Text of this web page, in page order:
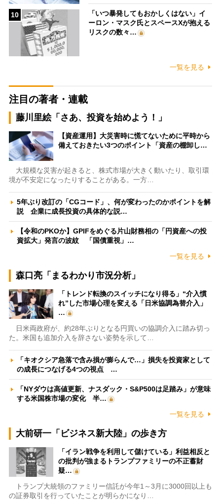
10
「いつ暴発してもおかしくはない」イ
ーロン・マスク氏とスペースXが抱える
リスクの数々…
一覧を見る
注目の著者・連載
藤川里絵「さあ、投資を始めよう！」
【資産運用】大災害時に慌てないために平時から
備えておきたい3つのポイント「資産の棚卸し…
大規模な災害が起きると、株式市場が大きく動いたり、取引環
境が不安定になったりすることがある。一方…
5年ぶり改訂の「CGコード」、何が変わったのかポイントを解
説 企業に成長投資の具体的な説…
【令和のPKOか】GPIFをめぐる片山財務相の「円資産への投
資拡大」発言の波紋 「国債重視」…
一覧を見る
森口亮「まるわかり市況分析」
「トレンド転換のスイッチになり得る」“介入慣
れ”した市場心理を変える「日米協調為替介入」
…
日米両政府が、約28年ぶりとなる円買いの協調介入に踏み切っ
た。米国も追加介入を辞さない姿勢を示して…
「キオクシア急落で含み損が膨らんで…」損失を投資家として
の成長につなげる4つの視点 …
「NYダウは高値更新、ナスダック・S&P500は足踏み」が意味
する米国株市場の変化 半…
一覧を見る
大前研一「ビジネス新大陸」の歩き方
「イラン戦争を利用して儲けている」利益相反と
の批判が強まるトランプファミリーの不正蓄財
疑…
トランプ大統領のファミリー信託が今年1～3月に3000回以上も
の証券取引を行っていたことが明らかになり…